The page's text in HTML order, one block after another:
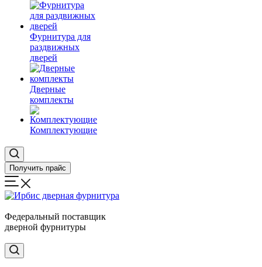
Фурнитура для
раздвижных
дверей
Дверные
комплекты
Комплектующие
Получить прайс
Федеральный поставщик
дверной фурнитуры